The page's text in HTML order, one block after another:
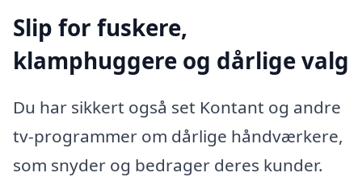
Slip for fuskere,
klamphuggere og dårlige valg
Du har sikkert også set Kontant og andre
tv-programmer om dårlige håndværkere,
som snyder og bedrager deres kunder.